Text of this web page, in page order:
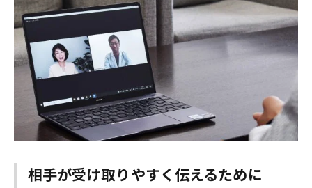
相手が受け取りやすく伝えるために